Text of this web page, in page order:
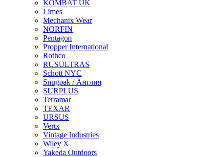
KOMBAT UK
Limes
Mechanix Wear
NORFIN
Pentagon
Propper International
Rothco
RUSULTRAS
Schott NYC
Snugpak / Англия
SURPLUS
Terramar
TEXAR
URSUS
Vertx
Vintage Industries
Wiley X
Yakeda Outdoors